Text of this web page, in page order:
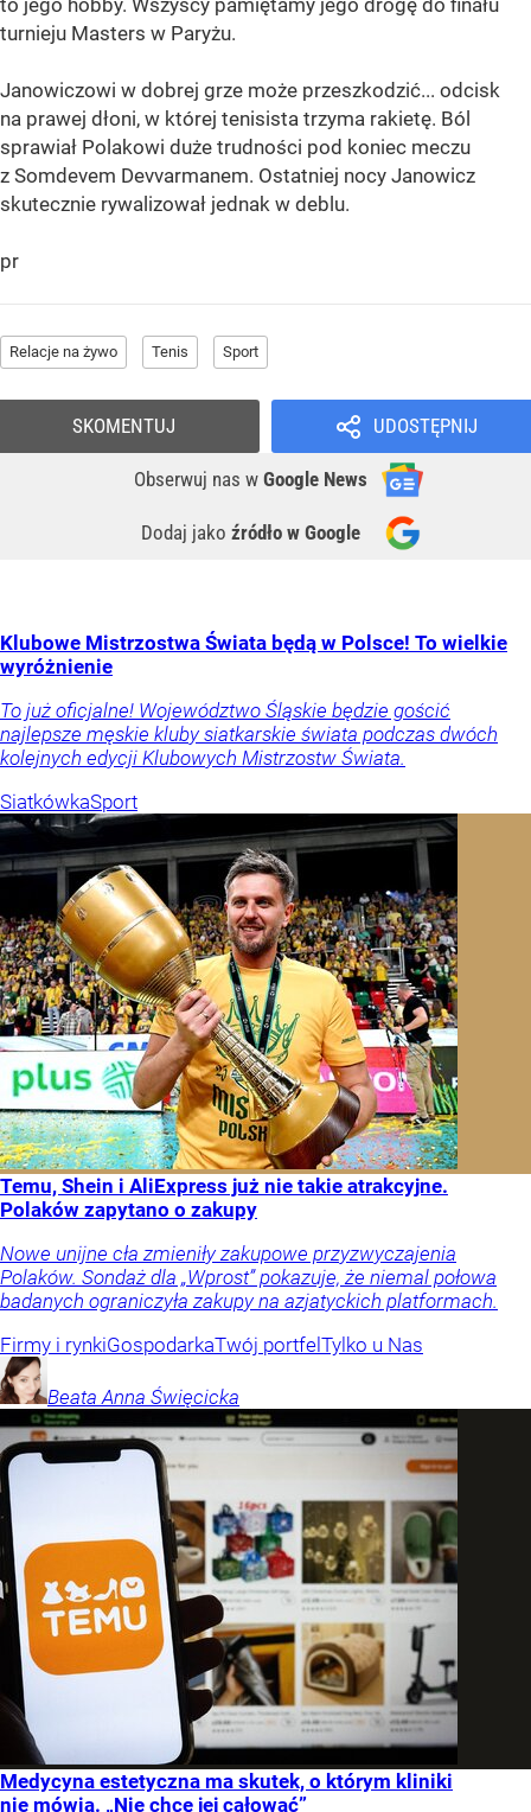
turnieju Masters w Paryżu.
Janowiczowi w dobrej grze może przeszkodzić... odcisk
na prawej dłoni, w której tenisista trzyma rakietę. Ból
sprawiał Polakowi duże trudności pod koniec meczu
z Somdevem Devvarmanem. Ostatniej nocy Janowicz
skutecznie rywalizował jednak w deblu.
pr
Relacje na żywo Tenis Sport
UDOSTĘPNIJ
Obserwuj nas w Google News
Dodaj jako źródło w Google
SKOMENTUJ
Klubowe Mistrzostwa Świata będą w Polsce! To wielkie
wyróżnienie
To już oficjalne! Województwo Śląskie będzie gościć
najlepsze męskie kluby siatkarskie świata podczas dwóch
kolejnych edycji Klubowych Mistrzostw Świata.
SiatkówkaSport
Temu, Shein i AliExpress już nie takie atrakcyjne.
Polaków zapytano o zakupy
Nowe unijne cła zmieniły zakupowe przyzwyczajenia
Polaków. Sondaż dla „Wprost” pokazuje, że niemal połowa
badanych ograniczyła zakupy na azjatyckich platformach.
Firmy i rynkiGospodarkaTwój portfelTylko u Nas
Beata Anna Święcicka
Medycyna estetyczna ma skutek, o którym kliniki
nie mówią. „Nie chcę jej całować”